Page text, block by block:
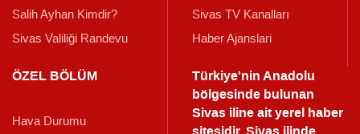
Salih Ayhan Kimdir?
Sivas Valiliği Randevu
Sivas TV Kanalları
Haber Ajanslari
ÖZEL BÖLÜM
Hava Durumu
Türkiye'nin Anadolu
bölgesinde bulunan
Sivas iline ait yerel haber